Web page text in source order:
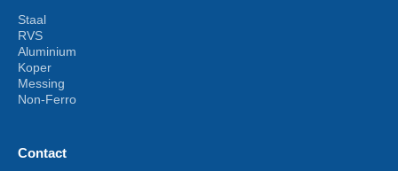
Staal
RVS
Aluminium
Koper
Messing
Non-Ferro
Contact